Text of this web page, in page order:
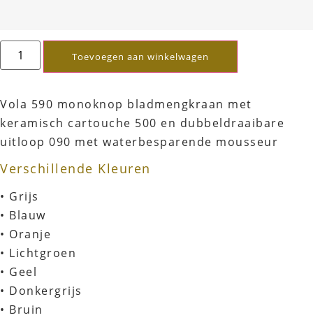
Toevoegen aan winkelwagen
Vola 590 monoknop bladmengkraan met
keramisch cartouche 500 en dubbeldraaibare
uitloop 090 met waterbesparende mousseur
Verschillende Kleuren
• Grijs
• Blauw
• Oranje
• Lichtgroen
• Geel
• Donkergrijs
• Bruin